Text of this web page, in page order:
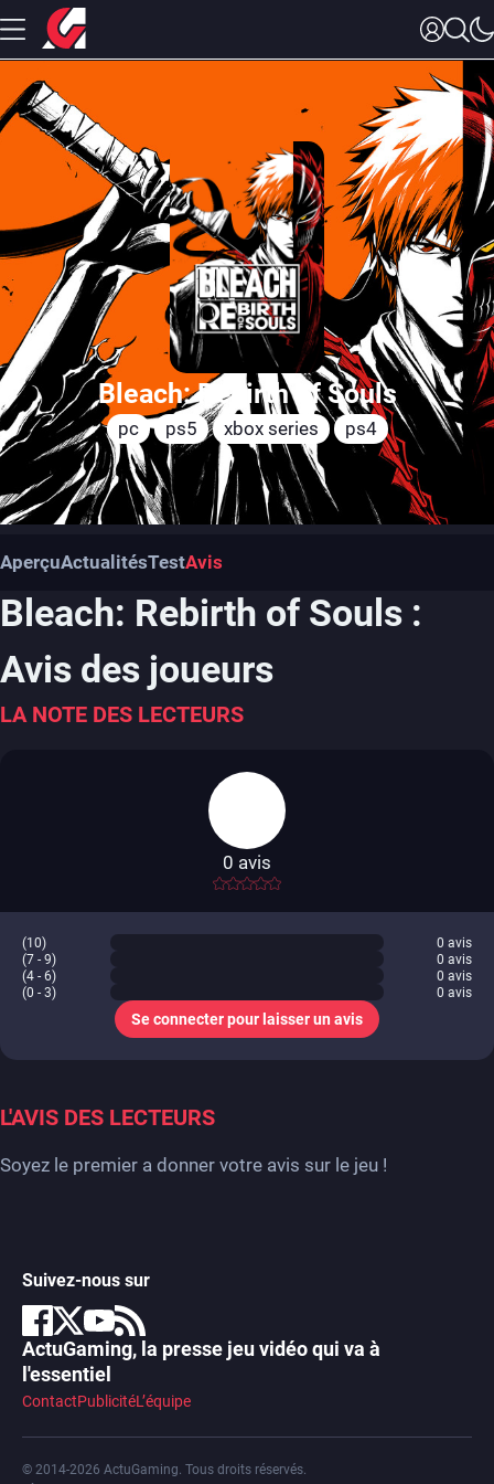
Bleach: Rebirth of Souls
pc ps5 xbox series ps4
AperçuActualitésTestAvis
Bleach: Rebirth of Souls :
Avis des joueurs
LA NOTE DES LECTEURS
-
0 avis
(10) 0 avis
(7 - 9)
0 avis
(4 - 6)
0 avis
(0 - 3)
0 avis
Se connecter pour laisser un avis
L'AVIS DES LECTEURS
Soyez le premier a donner votre avis sur le jeu !
Suivez-nous sur
ActuGaming, la presse jeu vidéo qui va à
l'essentiel
ContactPublicitéL’équipe
© 2014-2026 ActuGaming. Tous droits réservés.